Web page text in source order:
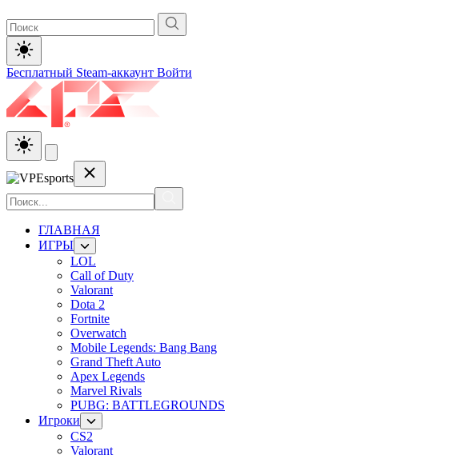
Бесплатный Steam-аккаунт Войти
ГЛАВНАЯ
ИГРЫ
LOL
Call of Duty
Valorant
Dota 2
Fortnite
Overwatch
Mobile Legends: Bang Bang
Grand Theft Auto
Apex Legends
Marvel Rivals
PUBG: BATTLEGROUNDS
Игроки
CS2
Valorant